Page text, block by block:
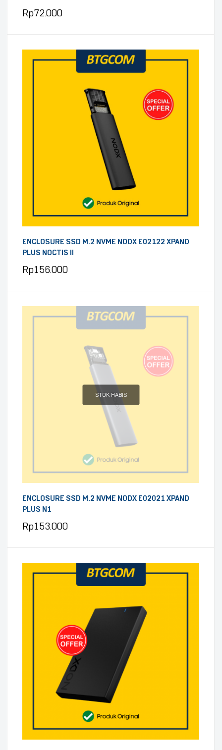
Rp72.000
ENCLOSURE SSD M.2 NVME NODX E02122 XPAND
PLUS NOCTIS II
Rp156.000
STOK HABIS
ENCLOSURE SSD M.2 NVME NODX E02021 XPAND
PLUS N1
Rp153.000